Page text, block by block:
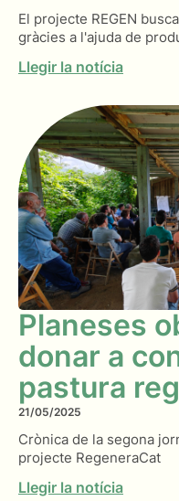
El projecte REGEN
gràcies a l'ajuda de
Llegir la notícia
Planeses
donar a
pastura
21/05/2025
Crònica de la segona
projecte RegeneraCat
Llegir la notícia